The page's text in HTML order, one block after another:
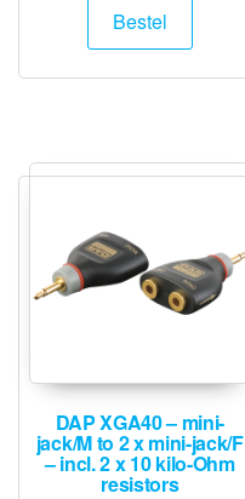
Bestel
DAP XGA40 – mini-
jack/M to 2 x mini-jack/F
– incl. 2 x 10 kilo-Ohm
resistors